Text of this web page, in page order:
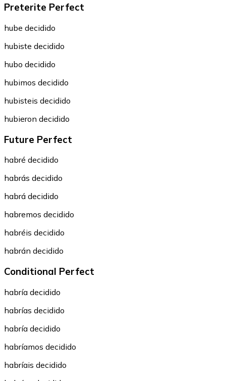
Preterite Perfect
hube decidido
hubiste decidido
hubo decidido
hubimos decidido
hubisteis decidido
hubieron decidido
Future Perfect
habré decidido
habrás decidido
habrá decidido
habremos decidido
habréis decidido
habrán decidido
Conditional Perfect
habría decidido
habrías decidido
habría decidido
habríamos decidido
habríais decidido